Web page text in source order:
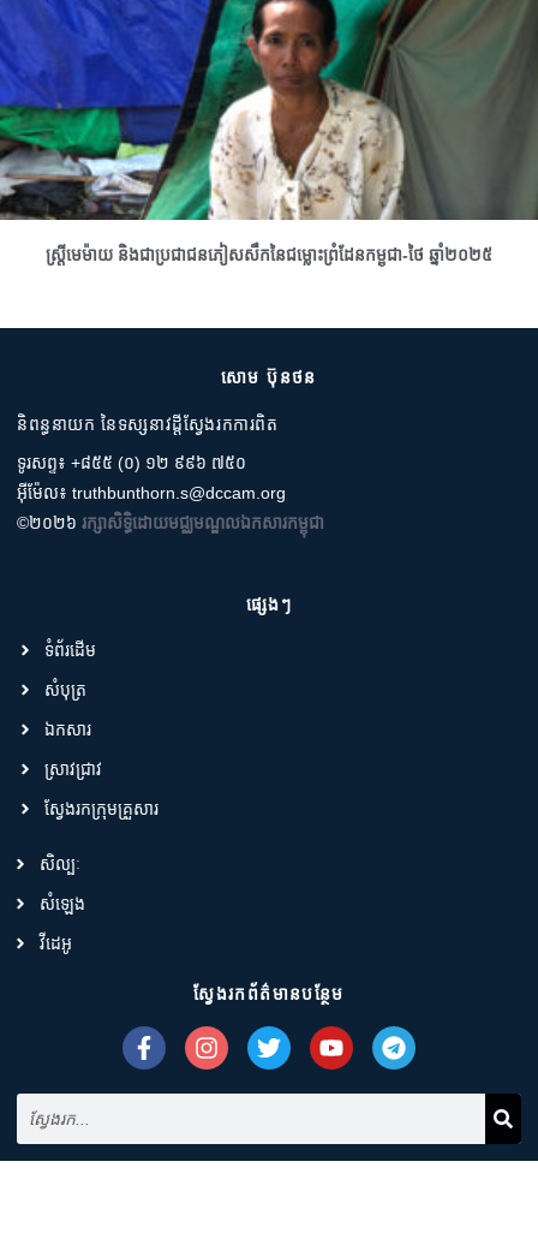
ស្រ្តីមេម៉ាយ និងជាប្រជាជនភៀសសឹកនៃជម្លោះព្រំដែនកម្ពុជា-ថៃ ឆ្នាំ២០២៥
សោម ប៊ុនថន
និពន្ធនាយក នៃទស្សនាវដ្តីស្វែងរកការពិត
ទូរសព្ទ៖ +៨៥៥ (០) ១២ ៩៩៦ ៧៥០
អ៊ីម៉ែល៖ truthbunthorn.s@dccam.org
©២០២៦ រក្សាសិទ្ធិដោយមជ្ឈមណ្ឌលឯកសារកម្ពុជា
ផ្សេងៗ
ទំព័រដើម
សំបុត្រ
ឯកសារ
ស្រាវជ្រាវ
ស្វែងរកក្រុមគ្រួសារ
សិល្បៈ
សំឡេង
វីដេអូ
ស្វែងរកព័ត៌មានបន្ថែម